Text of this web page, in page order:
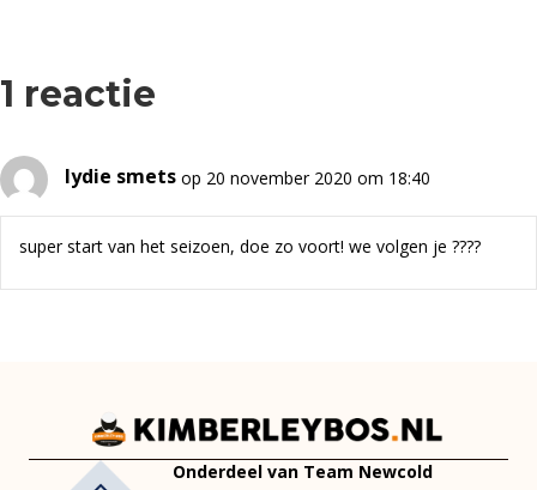
1 reactie
lydie smets op 20 november 2020 om 18:40
super start van het seizoen, doe zo voort! we volgen je ????
Onderdeel van Team Newcold